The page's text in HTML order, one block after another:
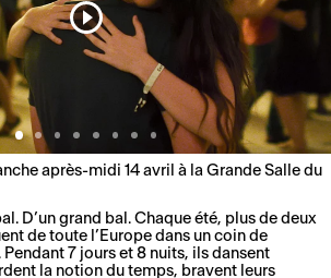
après-midi 14 avril à la Grande Salle du
D’un grand bal. Chaque été, plus de deux
de toute l’Europe dans un coin de
7 jours et 8 nuits, ils dansent
la notion du temps, bravent leurs